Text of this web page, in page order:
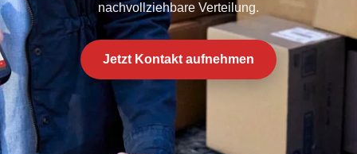
nachvollziehbare Verteilung.
Jetzt Kontakt aufnehmen